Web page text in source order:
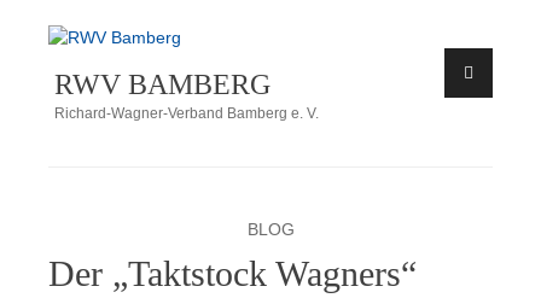
Zum
springen
RWV BAMBERG
Richard-Wagner-Verband Bamberg e. V.
BLOG
Der „Taktstock Wagners“